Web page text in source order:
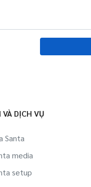
DỊCH VỤ
Santa
media
setup